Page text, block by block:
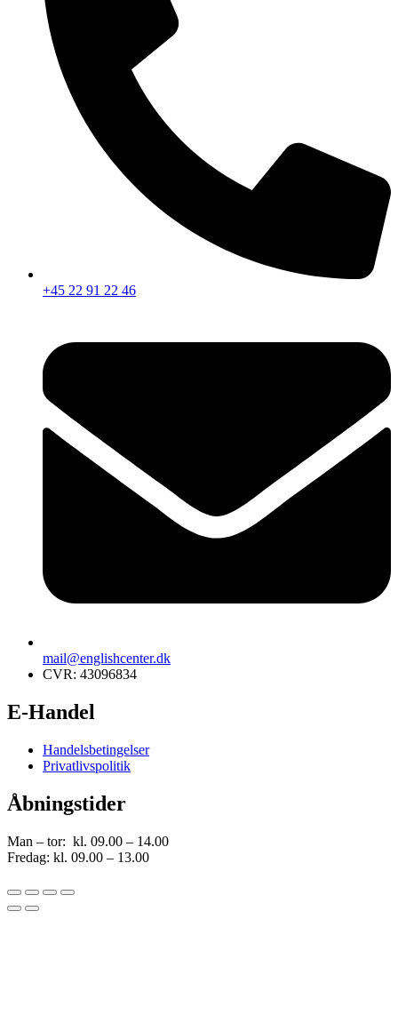
+45 22 91 22 46
mail@englishcenter.dk
CVR: 43096834
E-Handel
Handelsbetingelser
Privatlivspolitik
Åbningstider
Man – tor: kl. 09.00 – 14.00
Fredag: kl. 09.00 – 13.00